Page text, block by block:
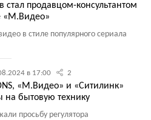
стал продавцом-консультантом
«М.Видео»
в стиле популярного сериала
в 17:00 2
«М.Видео» и «Ситилинк»
на бытовую технику
просьбу регулятора